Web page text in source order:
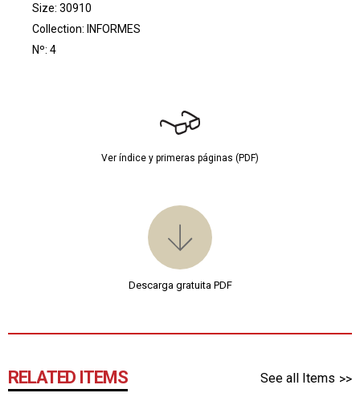
Size: 30910
Collection: INFORMES
Nº: 4
Ver índice y primeras páginas (PDF)
Descarga gratuita PDF
RELATED ITEMS See all Items